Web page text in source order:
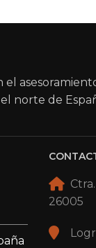
el
norte de
Ctra.
26005